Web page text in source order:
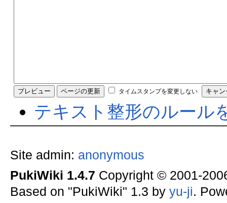
タイムスタンプを変更しない
テキスト整形のルール
Site admin: anonymous
PukiWiki 1.4.7 Copyright © 2001-
Based on "PukiWiki" 1.3 by yu-ji.